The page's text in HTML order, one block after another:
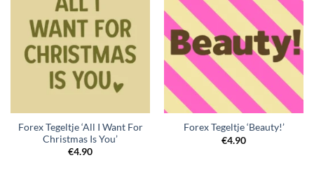
Forex Tegeltje ‘All I Want For
Christmas Is You’
€4.90
Forex Tegeltje ‘Beauty!’
€4.90